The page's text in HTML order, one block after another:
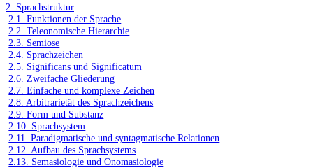
2. Sprachstruktur
2.1. Funktionen der Sprache
2.2. Teleonomische Hierarchie
2.3. Semiose
2.4. Sprachzeichen
2.5. Significans und Significatum
2.6. Zweifache Gliederung
2.7. Einfache und komplexe Zeichen
2.8. Arbitrarietät des Sprachzeichens
2.9. Form und Substanz
2.10. Sprachsystem
2.11. Paradigmatische und syntagmatische Relationen
2.12. Aufbau des Sprachsystems
2.13. Semasiologie und Onomasiologie